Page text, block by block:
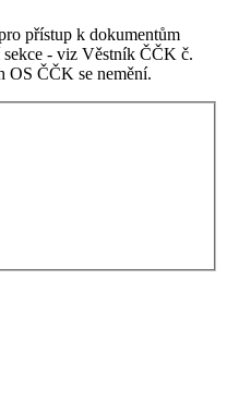
přístup k dokumentům
- viz Věstník ČČK č.
OS ČČK se nemění.